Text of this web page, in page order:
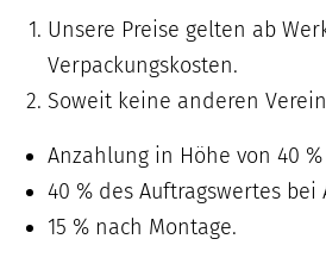
Unsere Preise gelten ab
Verpackungskosten.
Soweit keine anderen
Anzahlung in Höhe von 40
40 % des Auftragswertes
15 % nach Montage.